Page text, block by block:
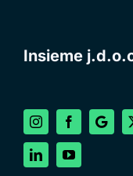
Insieme